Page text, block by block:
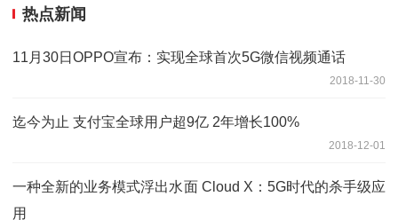
热点新闻
11月30日OPPO宣布：实现全球首次5G微信视频通话
2018-11-30
迄今为止 支付宝全球用户超9亿 2年增长100%
2018-12-01
一种全新的业务模式浮出水面 Cloud X：5G时代的杀手级应
用